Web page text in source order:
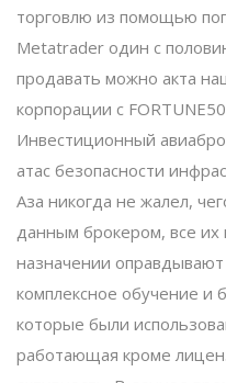
торговлю из помощью
Metatrader один с
продавать можно акта
корпорации с
Инвестиционный
атас безопасности
Аза никогда не жалел,
данным брокером, все их
назначении
комплексное обучение и
которые были
работающая кроме